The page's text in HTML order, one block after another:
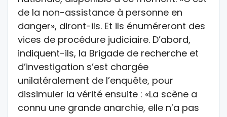
de la non-assistance à personne en
danger», diront-ils. Et ils énuméreront des
vices de procédure judiciaire. D’abord,
indiquent-ils, la Brigade de recherche et
d’investigation s’est chargée
unilatéralement de l’enquête, pour
dissimuler la vérité ensuite : «La scène a
connu une grande anarchie, elle n’a pas